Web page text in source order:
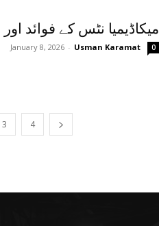
میکاڈیمیا نٹس کے فوائد
Usman Karamat
-
January 8, 2026 0
3 4